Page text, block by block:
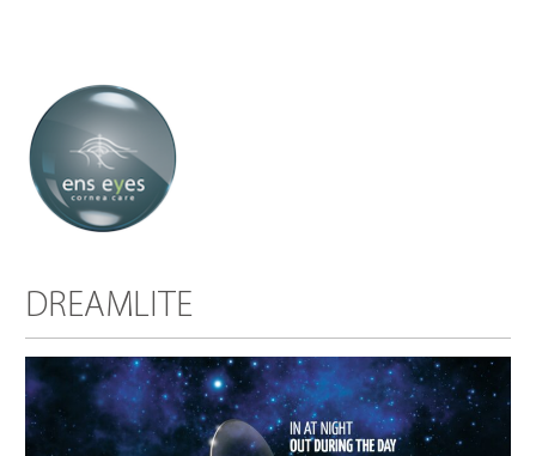
DREAMLITE